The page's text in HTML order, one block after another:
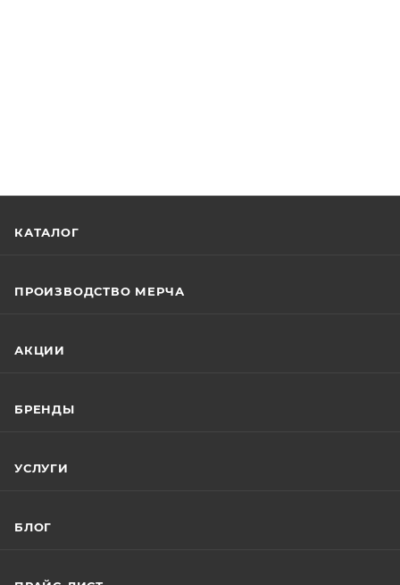
КАТАЛОГ
ПРОИЗВОДСТВО МЕРЧА
АКЦИИ
БРЕНДЫ
УСЛУГИ
БЛОГ